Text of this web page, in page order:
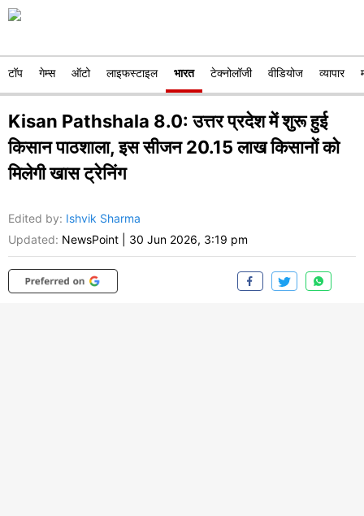
टॉप गेम्स ऑटो लाइफस्टाइल भारत टेक्नोलॉजी वीडियोज व्यापार
Kisan Pathshala 8.0: उत्तर प्रदेश में शुरू हुई
किसान पाठशाला, इस सीजन 20.15 लाख किसानों को
मिलेगी खास ट्रेनिंग
Edited by: Ishvik Sharma
Updated: NewsPoint 30 Jun 2026, 3:19 pm